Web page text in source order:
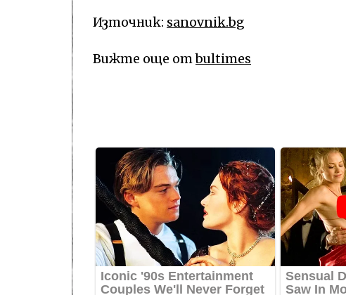
Източник: sanovnik.bg
Вижте още отbultimes